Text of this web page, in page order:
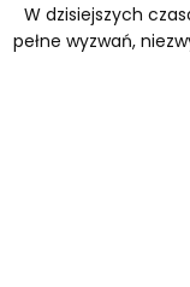
W dzisiejszych
pełne wyzwań,